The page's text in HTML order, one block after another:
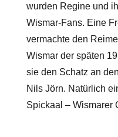
wurden Regine und
Wismar-Fans. Eine
vermachte den
Wismar der späten
sie den Schatz an
Nils Jörn. Natürlich
Spickaal – Wismarer